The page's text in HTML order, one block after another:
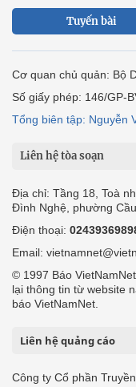
Tuyến bài
Cơ quan chủ quản: Bộ
Số giấy phép: 146/GP-
Tổng biên tập: Nguyễn
Liên hệ tòa soạn
Địa chỉ: Tầng 18, Toà
Đình Nghệ, phường Cầu
Điện thoại:
Email:
© 1997 Báo
lại thông tin từ website
báo VietNamNet.
Liên hệ quảng cáo
Công ty Cổ phần